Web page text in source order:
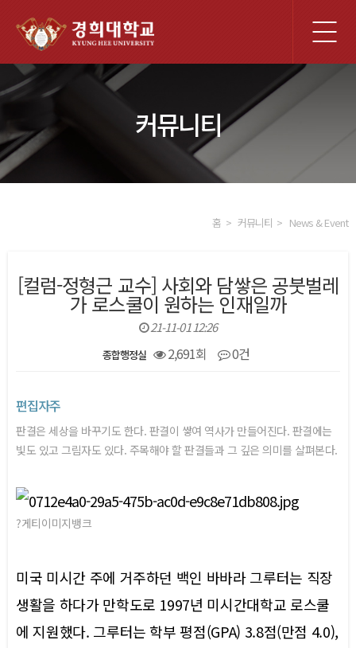
체
메
커뮤니티
홈 커뮤니티 News & Event
[컬럼-정형근 교수] 사회와 담쌓은 공붓벌레
가 로스쿨이 원하는 인재일까
21-11-01 12:26
종합행정실 2,691회 0건
편집자주
판결은 세상을 바꾸기도 한다. 판결이 쌓여 역사가 만들어진다. 판결에는
빛도 있고 그림자도 있다. 주목해야 할 판결들과 그 깊은 의미를 살펴본다.
?게티이미지뱅크
미국 미시간 주에 거주하던 백인 바바라 그루터는 직장
생활을 하다가 만학도로 1997년 미시간대학교 로스쿨
에 지원했다. 그루터는 학부 평점(GPA) 3.8점(만점 4.0),